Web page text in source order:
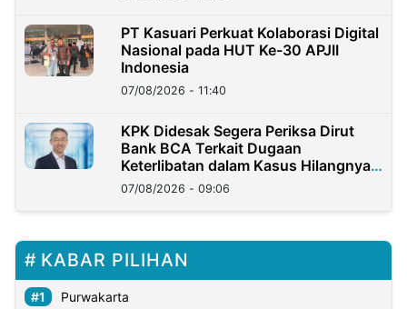
PT Kasuari Perkuat Kolaborasi Digital
Nasional pada HUT Ke-30 APJII
Indonesia
07/08/2026 - 11:40
KPK Didesak Segera Periksa Dirut
Bank BCA Terkait Dugaan
Keterlibatan dalam Kasus Hilangnya
Dana Nasabah Rp2,58 Miliar
07/08/2026 - 09:06
KABAR PILIHAN
Purwakarta